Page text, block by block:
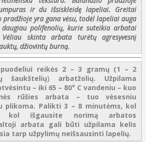
ir du išsiskleidę lapeliai. Greitai
pradžioje yra gana vėsu, todėl lapeliai auga
daugiau polifenolių, kurie suteikia arbatai
skinta arbata turėtų agresyvesnį
džiovintų burną.
puodeliui reikės 2 – 3 gramų (1 – 2
šaukštelių) arbatžolių. Užpilama
– iki 65 – 80° C vandeniu – kuo
rūšies arbata – tuo vėsesniu
plikoma. Palikti 3 – 8 minutėms, kol
kol išgausite norimą arbatos
arbata gali būti užpilama kelis
tarp užpylimų neišsausinti lapelių.